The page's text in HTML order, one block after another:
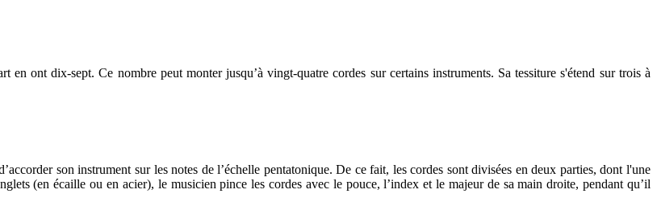
en ont dix-sept. Ce nombre peut monter jusqu’à vingt-quatre cordes sur certains instruments. Sa tessiture s'étend sur trois à
son instrument sur les notes de l’échelle pentatonique. De ce fait, les cordes sont divisées en deux parties, dont l'une
(en écaille ou en acier), le musicien pince les cordes avec le pouce, l’index et le majeur de sa main droite, pendant qu’il